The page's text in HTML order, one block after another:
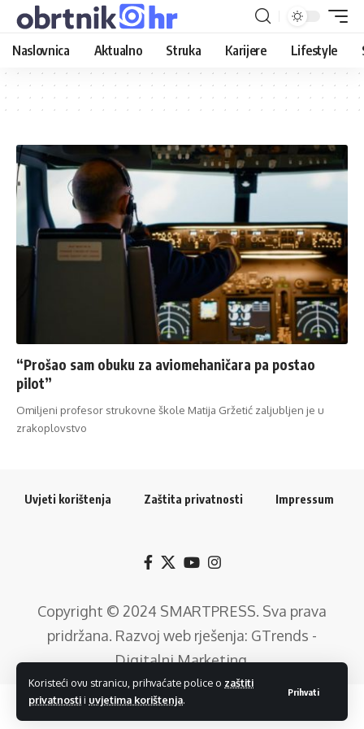
Koristeći ovu stranicu, prihvaćate police o zaštiti
privatnostii uvjetima korištenja.
Prihvati
Naslovnica Aktualno Struka Karijere Lifestyle
“Prošao sam obuku za aviomehaničara pa postao
pilot”
Omiljeni profesor strukovne škole Matija Gržetić zaljubljen je u
zrakoplovstvo
Uvjeti korištenja Zaštita privatnosti Impressum
Copyright © 2024 SMARTPRESS. Sva prava
pridržana. Razvoj web rješenja: GTrends -
Digitalni Marketing.